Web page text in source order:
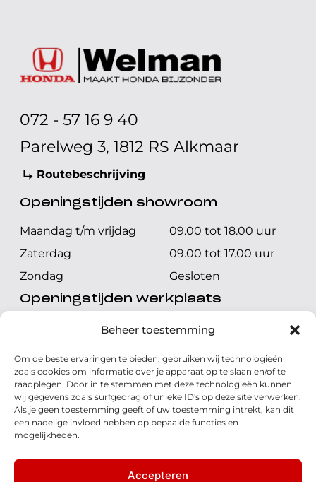
Beheer toestemming
Om de beste ervaringen te bieden, gebruiken wij technologieën
zoals cookies om informatie over je apparaat op te slaan en/of te
raadplegen. Door in te stemmen met deze technologieën kunnen
wij gegevens zoals surfgedrag of unieke ID's op deze site verwerken.
Als je geen toestemming geeft of uw toestemming intrekt, kan dit
een nadelige invloed hebben op bepaalde functies en
mogelijkheden.
Accepteren
072 - 57 16 9 40
Parelweg 3, 1812 RS Alkmaar
Routebeschrijving
Openingstijden showroom
Maandag t/m vrijdag
09.00 tot 18.00 uur
Zaterdag
09.00 tot 17.00 uur
Zondag
Gesloten
Openingstijden werkplaats
Maandag t/m vrijdag
08.00 tot 17.00 uur
Zondag
Gesloten
Volg ons